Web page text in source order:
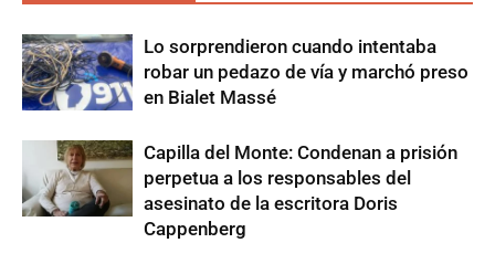
Lo sorprendieron cuando intentaba
robar un pedazo de vía y marchó preso
en Bialet Massé
Capilla del Monte: Condenan a prisión
perpetua a los responsables del
asesinato de la escritora Doris
Cappenberg